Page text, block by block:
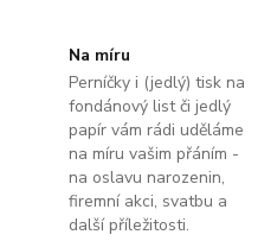
Na míru
Perníčky i (jedlý) tisk na
fondánový list či jedlý
papír vám rádi uděláme
na míru vašim přáním -
na oslavu narozenin,
firemní akci, svatbu a
další příležitosti.